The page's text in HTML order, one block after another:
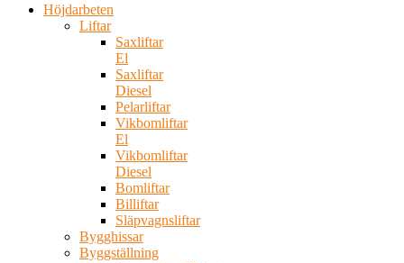
Höjdarbeten
Liftar
Saxliftar
El
Saxliftar
Diesel
Pelarliftar
Vikbomliftar
El
Vikbomliftar
Diesel
Bomliftar
Billiftar
Släpvagnsliftar
Bygghissar
Byggställning